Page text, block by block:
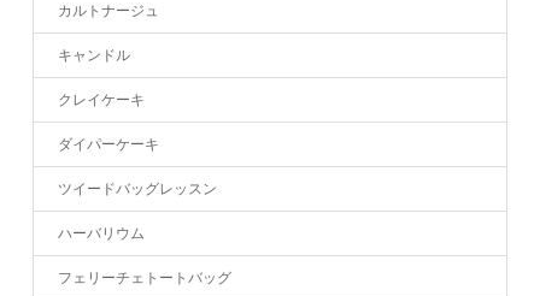
カルトナージュ
キャンドル
クレイケーキ
ダイパーケーキ
ツイードバッグレッスン
ハーバリウム
フェリーチェトートバッグ